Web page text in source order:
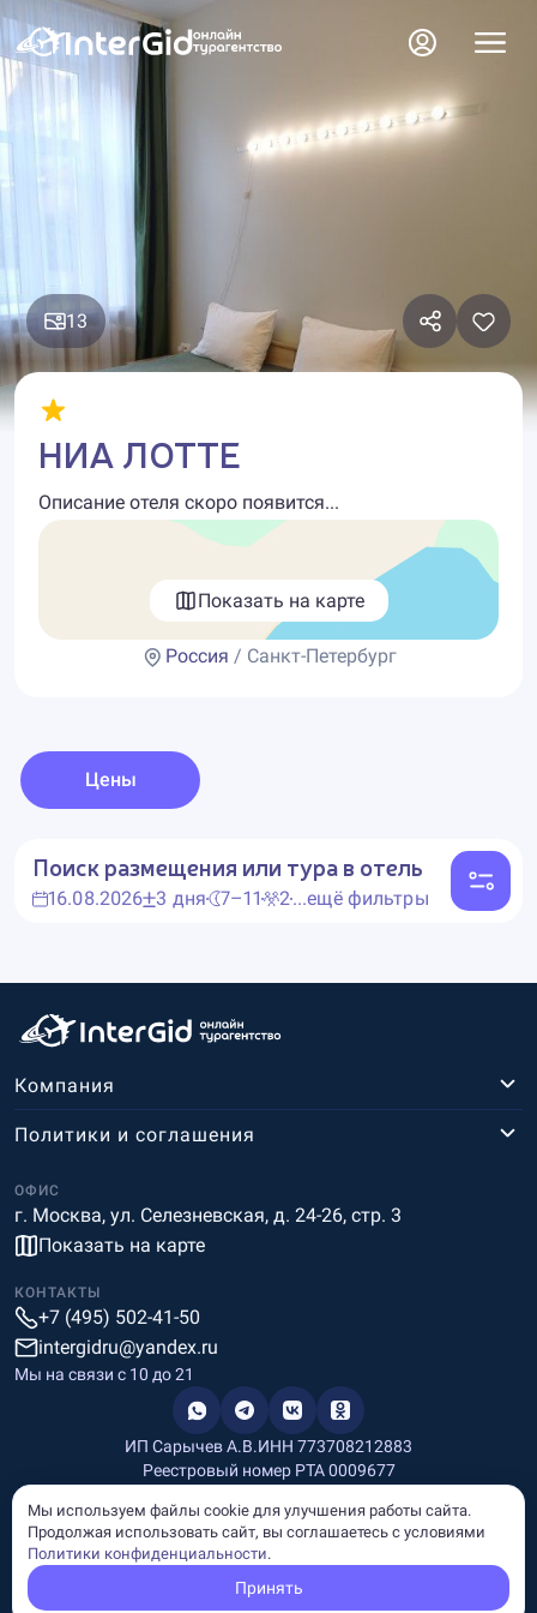
13
НИА ЛОТТЕ
Описание отеля скоро появится...
Показать на карте
Россия / Санкт-Петербург
Цены
Поиск размещения или тура в отель
16.08.2026 3 дня 7–11 2...ещё фильтры
Компания
ОФИС
г. Москва, ул. Селезневская, д. 24-26, стр. 3
Показать на карте
Политики и соглашения
КОНТАКТЫ
+7 (495) 502-41-50
intergidru@yandex.ru
Мы на связи c 10 до 21
ИП Сарычев А.В.ИНН 773708212883
Реестровый номер РТА 0009677
Информация, размещённая на сайте, носит информационный
характер и не является рекламой и публичной офертой.
Мы используем файлы cookie для улучшения работы сайта.
Продолжая использовать сайт, вы соглашаетесь с условиями
Политики конфиденциальности.
Принять